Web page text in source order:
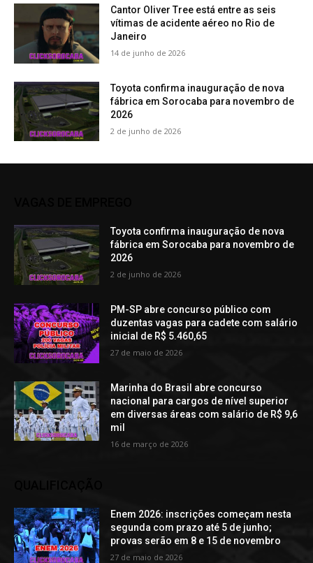
Cantor Oliver Tree está entre as seis
vítimas de acidente aéreo no Rio de
Janeiro
14 de junho de 2026
Toyota confirma inauguração de nova
fábrica em Sorocaba para novembro de
2026
2 de junho de 2026
Toyota confirma inauguração de nova
fábrica em Sorocaba para novembro de
2026
2 de junho de 2026
PM-SP abre concurso público com
duzentas vagas para cadete com salário
inicial de R$ 5.460,65
27 de maio de 2026
Marinha do Brasil abre concurso
nacional para cargos de nível superior
em diversas áreas com salário de R$ 9,6
mil
16 de março de 2026
Enem 2026: inscrições começam nesta
segunda com prazo até 5 de junho;
provas serão em 8 e 15 de novembro
27 de maio de 2026